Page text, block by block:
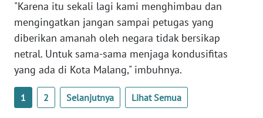
"Karena itu sekali lagi kami menghimbau dan
mengingatkan jangan sampai petugas yang
diberikan amanah oleh negara tidak bersikap
netral. Untuk sama-sama menjaga kondusifitas
yang ada di Kota Malang," imbuhnya.
1 2 Selanjutnya Lihat Semua
BARAT
WN
RIAU
WN
SERAMBI